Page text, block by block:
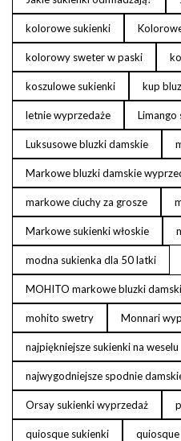
kolorowe sukienki
kolorowy sweter w paski
koszulowe sukienki kup
letnie wyprzedaże Limango
Luksusowe bluzki damskie
Markowe bluzki damskie
markowe ciuchy za grosze
Markowe sukienki włoskie
modna sukienka dla 50 latki
MOHITO markowe bluzki
mohito swetry Monnari
najpiękniejsze sukienki na weselu
najwygodniejsze spodnie
Orsay sukienki wyprzedaż
quiosque sukienki